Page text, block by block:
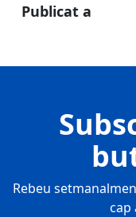
Publicat a
Rebeu
cap